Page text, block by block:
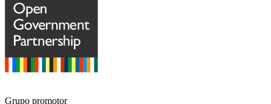
Grupo promotor